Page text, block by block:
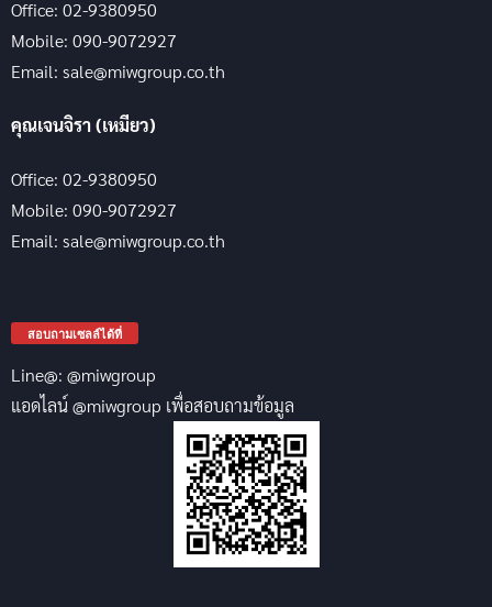
Office: 02-9380950
Mobile: 090-9072927
Email: sale@miwgroup.co.th
คุณเจนจิรา (เหมียว)
Office: 02-9380950
Mobile: 090-9072927
Email: sale@miwgroup.co.th
สอบถามเซลล์ได้ที่
Line@: @miwgroup
แอดไลน์ @miwgroup เพื่อสอบถามข้อมูล